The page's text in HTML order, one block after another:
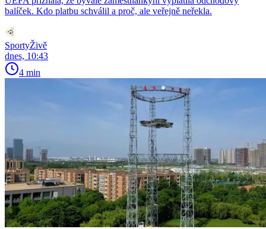
balíček. Kdo platbu schválil a proč, ale veřejně neřekla.
SportyŽivě
dnes, 10:43
4 min